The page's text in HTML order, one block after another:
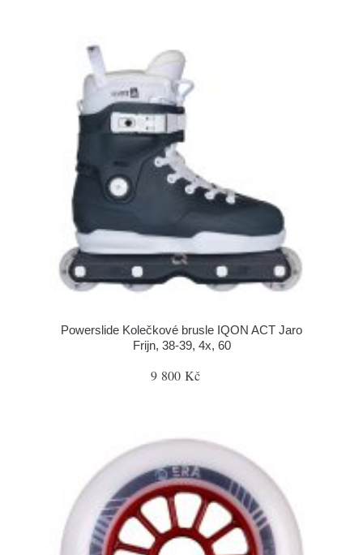
Powerslide Kolečkové brusle IQON ACT Jaro
Frijn, 38-39, 4x, 60
9 800 Kč